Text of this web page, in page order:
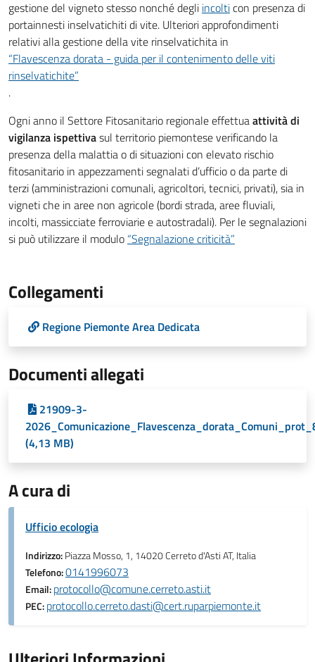
gestione del vigneto stesso nonché degli incolticon presenza di
portainnesti inselvatichiti di vite. Ulteriori approfondimenti
relativi alla gestione della vite rinselvatichita in
“Flavescenza dorata - guida per il contenimento delle viti
rinselvatichite”
.
Ogni anno il Settore Fitosanitario regionale effettuaattività di
vigilanza ispettivasul territorio piemontese verificando la
presenza della malattia o di situazioni con elevato rischio
fitosanitario in appezzamenti segnalati d’ufficio o da parte di
terzi (amministrazioni comunali, agricoltori, tecnici, privati), sia in
vigneti che in aree non agricole (bordi strada, aree fluviali,
incolti, massicciate ferroviarie e autostradali). Per le segnalazioni
si può utilizzare il modulo “Segnalazione criticità”
Collegamenti
Regione Piemonte Area Dedicata
Documenti allegati
21909-3-
(4,13 MB)
A cura di
Ufficio ecologia
Indirizzo:Piazza Mosso, 1, 14020 Cerreto d'Asti AT, Italia
Telefono:0141996073
Email:protocollo@comune.cerreto.asti.it
PEC:protocollo.cerreto.dasti@cert.ruparpiemonte.it